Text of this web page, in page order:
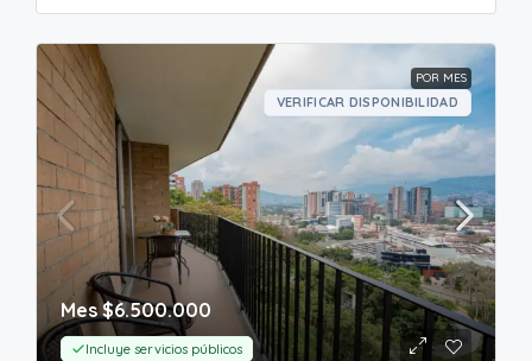
POR MES
VERIFICAR DISPONIBILIDAD
Mes $6.500.000
Incluye servicios públicos